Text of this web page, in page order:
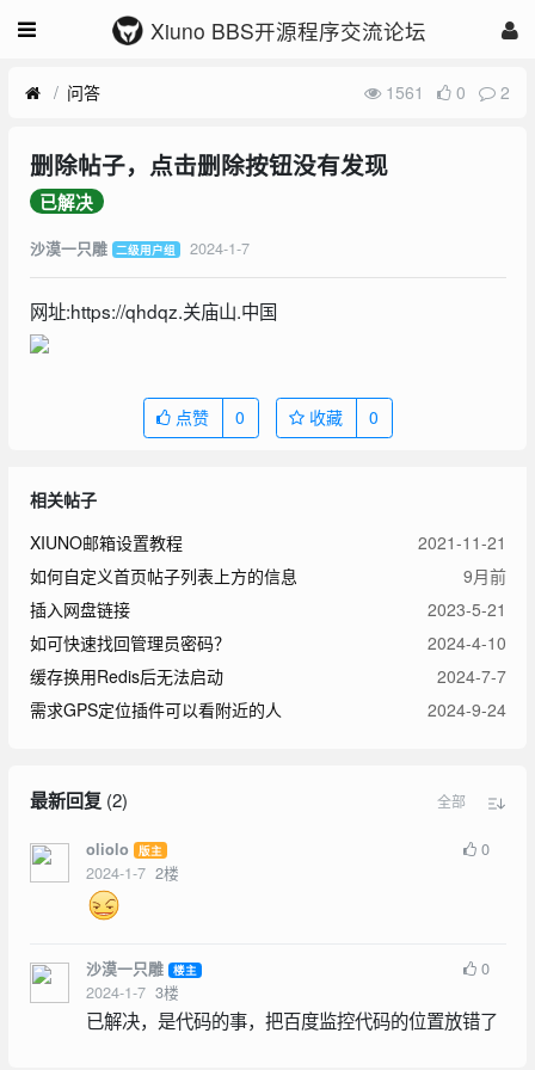
Xiuno BBS开源程序交流论坛
问答 1561 0 2
删除帖子，点击删除按钮没有发现
已解决
沙漠一只雕 二级用户组 2024-1-7
网址:https://qhdqz.关庙山.中国
点赞 0 收藏 0
相关帖子
XIUNO邮箱设置教程
2021-11-21
如何自定义首页帖子列表上方的信息
9月前
插入网盘链接
2023-5-21
如可快速找回管理员密码？
2024-4-10
缓存换用Redis后无法启动
2024-7-7
需求GPS定位插件可以看附近的人
2024-9-24
最新回复(2) 全部
oliolo 版主
2024-1-7 2楼
0
沙漠一只雕 楼主
2024-1-7 3楼
0
已解决，是代码的事，把百度监控代码的位置放错了